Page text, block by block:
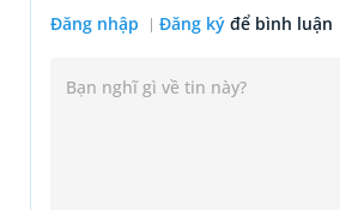
Đăng nhập Đăng ký để bình luận